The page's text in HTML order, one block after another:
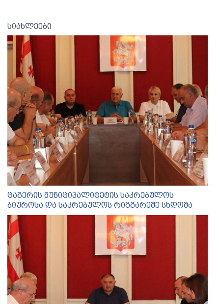
სიახლეები
ცაგერის მუნიციპალიტეტის საკრებულოს
ბიუროსა და საკრებულოს რიგგარეშე სხდომა